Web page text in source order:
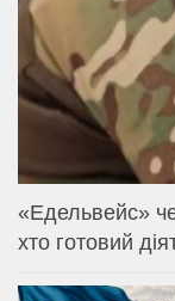
«Едельвейс»
хто готовий